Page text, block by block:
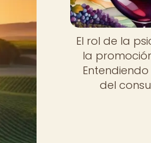
El rol de la
la
del